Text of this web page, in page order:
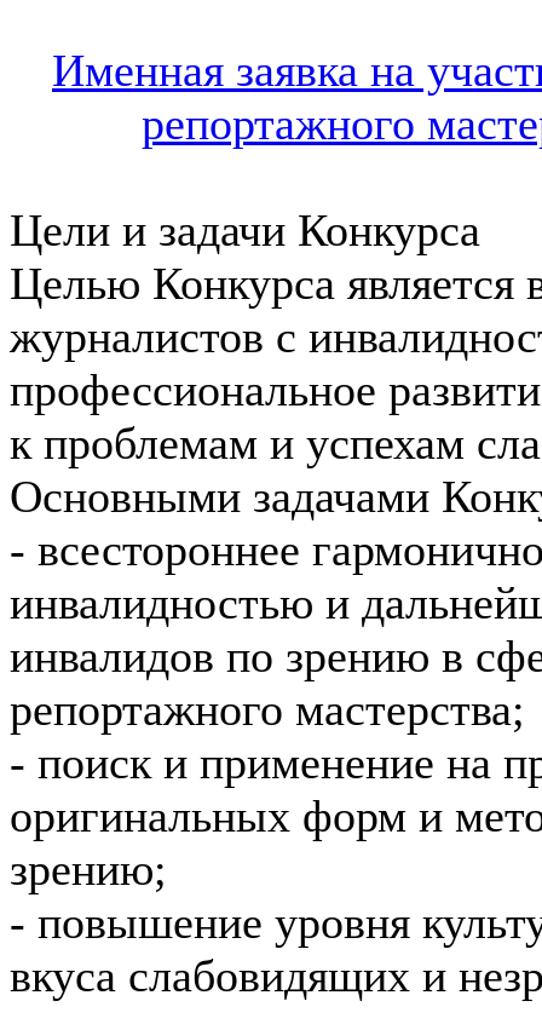
Именная заявка на
репортажного
Цели и задачи Конкурса
Целью Конкурса является
журналистов с
профессиональное
к проблемам и успехам
Основными задачами
- всестороннее
инвалидностью и
инвалидов по зрению в
репортажного мастерства;
- поиск и применение на
оригинальных форм и
зрению;
- повышение уровня
вкуса слабовидящих и